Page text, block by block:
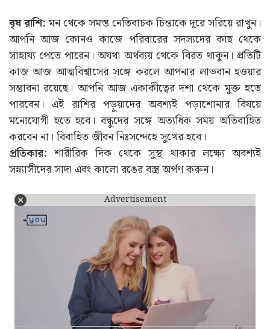
বৃষ রাশি:মন থেকে সমস্ত নেতিবাচক চিন্তাকে দূরে সরিয়ে রাখুন।
আপনি আজ কোনও কাজে পরিবারের সদস্যদের কাছ থেকে
সাহায্য পেতে পারেন। অযথা অর্থব্যয় থেকে বিরত থাকুন। প্রতিটি
কাজ আজ আত্মবিশ্বাসের সঙ্গে করলে আপনার লাভবান হওয়ার
সম্ভাবনা রয়েছে। আপনি আজ একাকীত্বের দশা থেকে মুক্ত হতে
পারবেন। এই রাশির পড়ুয়াদের অবশ্যই পড়াশোনার বিষয়ে
মনোযোগী হতে হবে। বন্ধুদের সঙ্গে অত্যধিক সময় অতিবাহিত
করবেন না। বিবাহিত জীবন নিঃসন্দেহে সুখের হবে।
প্রতিকার: শারীরিক দিক থেকে সুস্থ থাকার লক্ষ্যে অবশ্যই
সন্ন্যাসীদের সাদা এবং কালো রঙের বস্ত্র অর্পণ করুন।
Advertisement